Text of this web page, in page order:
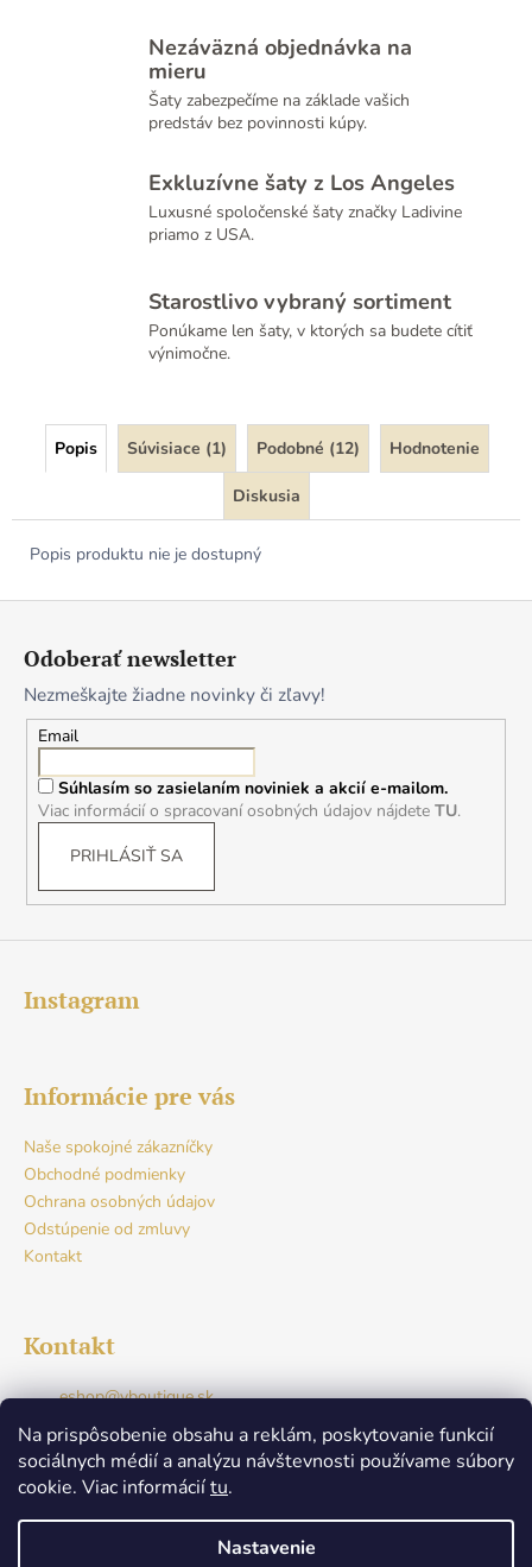
Na prispôsobenie obsahu a reklám, poskytovanie funkcií
sociálnych médií a analýzu návštevnosti používame súbory
cookie. Viac informáciítu.
Nastavenie
Nenašli ste svoju veľkosť? Žiadny problém! Napíšte nám,
Nezáväzná objednávka na
mieru
Šaty zabezpečíme na základe vašich
predstáv bez povinnosti kúpy.
Exkluzívne šaty z Los Angeles
Luxusné spoločenské šaty značky Ladivine
priamo z USA.
Starostlivo vybraný sortiment
Ponúkame len šaty, v ktorých sa budete cítiť
výnimočne.
Popis Súvisiace (1) Podobné (12) Hodnotenie
Diskusia
Popis produktu nie je dostupný
Odoberať newsletter
Nezmeškajte žiadne novinky či zľavy!
Email
Súhlasím so zasielaním noviniek a akcií e-mailom.
Viac informácií o spracovaní osobných údajov nájdete TU.
PRIHLÁSIŤ SA
Instagram
Informácie pre vás
Naše spokojné zákazníčky
Obchodné podmienky
Ochrana osobných údajov
Odstúpenie od zmluvy
Kontakt
Kontakt
eshop@vboutique.sk
+421917765941
Facebook
v.boutique.dunajskastreda